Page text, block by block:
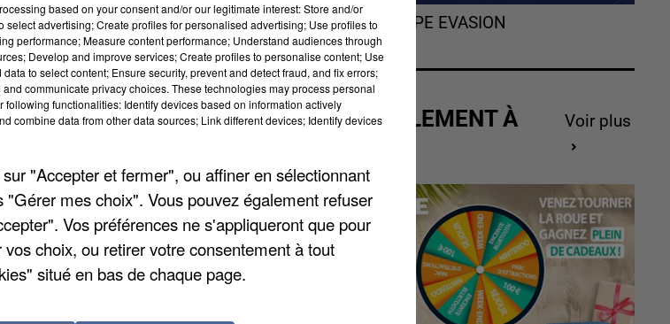
en fumée, en ce début de
la zone de la Croix-Blanche et a
quarantaine de voyageurs installés
sont restés en alerte sur place hier
L'HOROSCOPE EVASION
ACTUELLEMENT À
Voir plus
based on your consent and/or our legitimate interest: Store and/or
advertising; Create profiles for personalised advertising; Use profiles to
performance; Measure content performance; Understand audiences through
Develop and improve services; Create profiles to personalise content; Use
to select content; Ensure security, prevent and detect fraud, and fix errors;
communicate privacy choices. These technologies may process personal
functionalities: Identify devices based on information actively
combine data from other data sources; Link different devices; Identify devices
"Accepter et fermer", ou affiner en sélectionnant
mes choix". Vous pouvez également refuser
Vos préférences ne s'appliqueront que pour
choix, ou retirer votre consentement à tout
situé en bas de chaque page.